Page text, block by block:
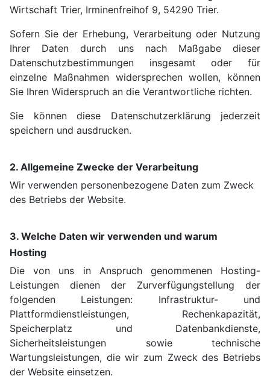
Wirtschaft Trier, Irminenfreihof 9, 54290 Trier.
Sofern Sie der Erhebung, Verarbeitung oder Nutzung
Ihrer Daten durch uns nach Maßgabe dieser
Datenschutzbestimmungen insgesamt oder für
einzelne Maßnahmen widersprechen wollen, können
Sie Ihren Widerspruch an die Verantwortliche richten.
Sie können diese Datenschutzerklärung jederzeit
speichern und ausdrucken.
2. Allgemeine Zwecke der Verarbeitung
Wir verwenden personenbezogene Daten zum Zweck
des Betriebs der Website.
3. Welche Daten wir verwenden und warum
Hosting
Die von uns in Anspruch genommenen Hosting-
Leistungen dienen der Zurverfügungstellung der
folgenden Leistungen: Infrastruktur- und
Plattformdienstleistungen, Rechenkapazität,
Speicherplatz und Datenbankdienste,
Sicherheitsleistungen sowie technische
Wartungsleistungen, die wir zum Zweck des Betriebs
der Website einsetzen.